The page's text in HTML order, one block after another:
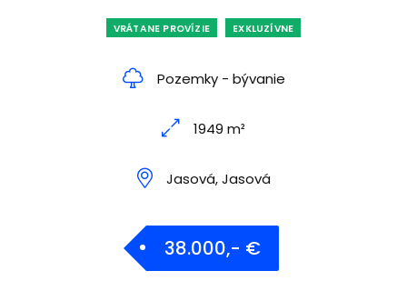
VRÁTANE PROVÍZIE EXKLUZÍVNE
Pozemky - bývanie
1949 m²
Jasová, Jasová
38.000,- €